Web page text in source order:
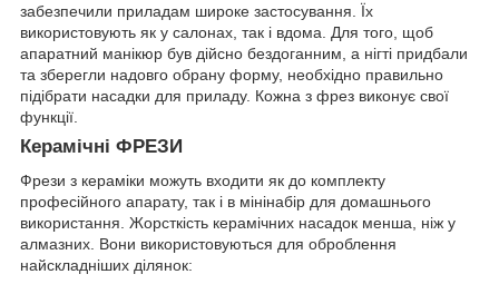
забезпечили приладам широке застосування. Їх
використовують як у салонах, так і вдома. Для того, щоб
апаратний манікюр був дійсно бездоганним, а нігті придбали
та зберегли надовго обрану форму, необхідно правильно
підібрати насадки для приладу. Кожна з фрез виконує свої
функції.
Керамічні ФРЕЗИ
Фрези з кераміки можуть входити як до комплекту
професійного апарату, так і в мінінабір для домашнього
використання. Жорсткість керамічних насадок менша, ніж у
алмазних. Вони використовуються для оброблення
найскладніших ділянок: